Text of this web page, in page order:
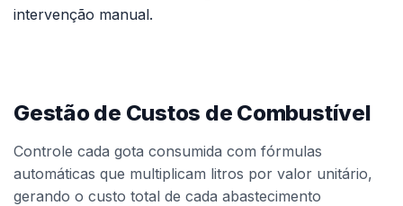
intervenção manual.
Gestão de Custos de Combustível
Controle cada gota consumida com fórmulas
automáticas que multiplicam litros por valor unitário,
gerando o custo total de cada abastecimento